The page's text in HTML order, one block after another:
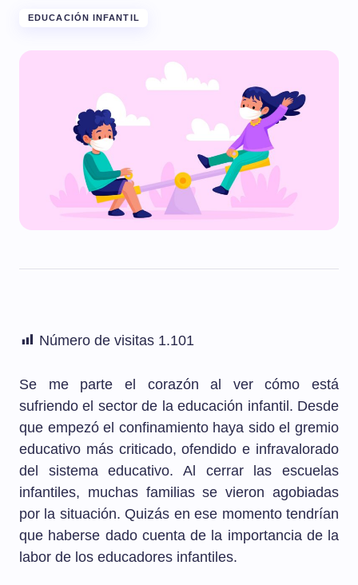
EDUCACIÓN INFANTIL
Número de visitas 1.101
Se me parte el corazón al ver cómo está
sufriendo el sector de la educación infantil. Desde
que empezó el confinamiento haya sido el gremio
educativo más criticado, ofendido e infravalorado
del sistema educativo. Al cerrar las escuelas
infantiles, muchas familias se vieron agobiadas
por la situación. Quizás en ese momento tendrían
que haberse dado cuenta de la importancia de la
labor de los educadores infantiles.